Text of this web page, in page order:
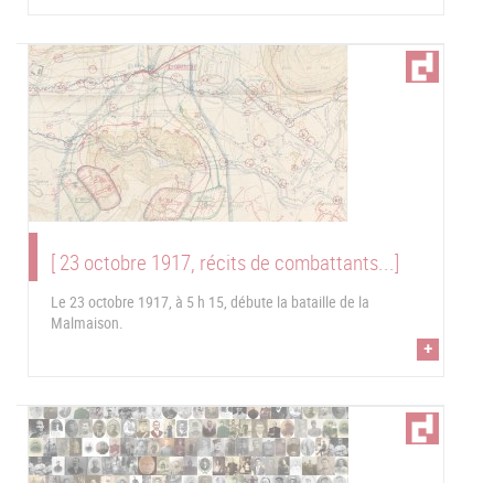
[ 23 octobre 1917, récits de combattants...]
Le 23 octobre 1917, à 5 h 15, débute la bataille de la
Malmaison.
+